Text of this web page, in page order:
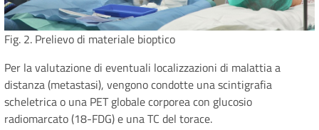
Fig. 2. Prelievo di materiale bioptico
Per la valutazione di eventuali localizzazioni di malattia a
distanza (metastasi), vengono condotte una scintigrafia
scheletrica o una PET globale corporea con glucosio
radiomarcato (18-FDG) e una TC del torace.